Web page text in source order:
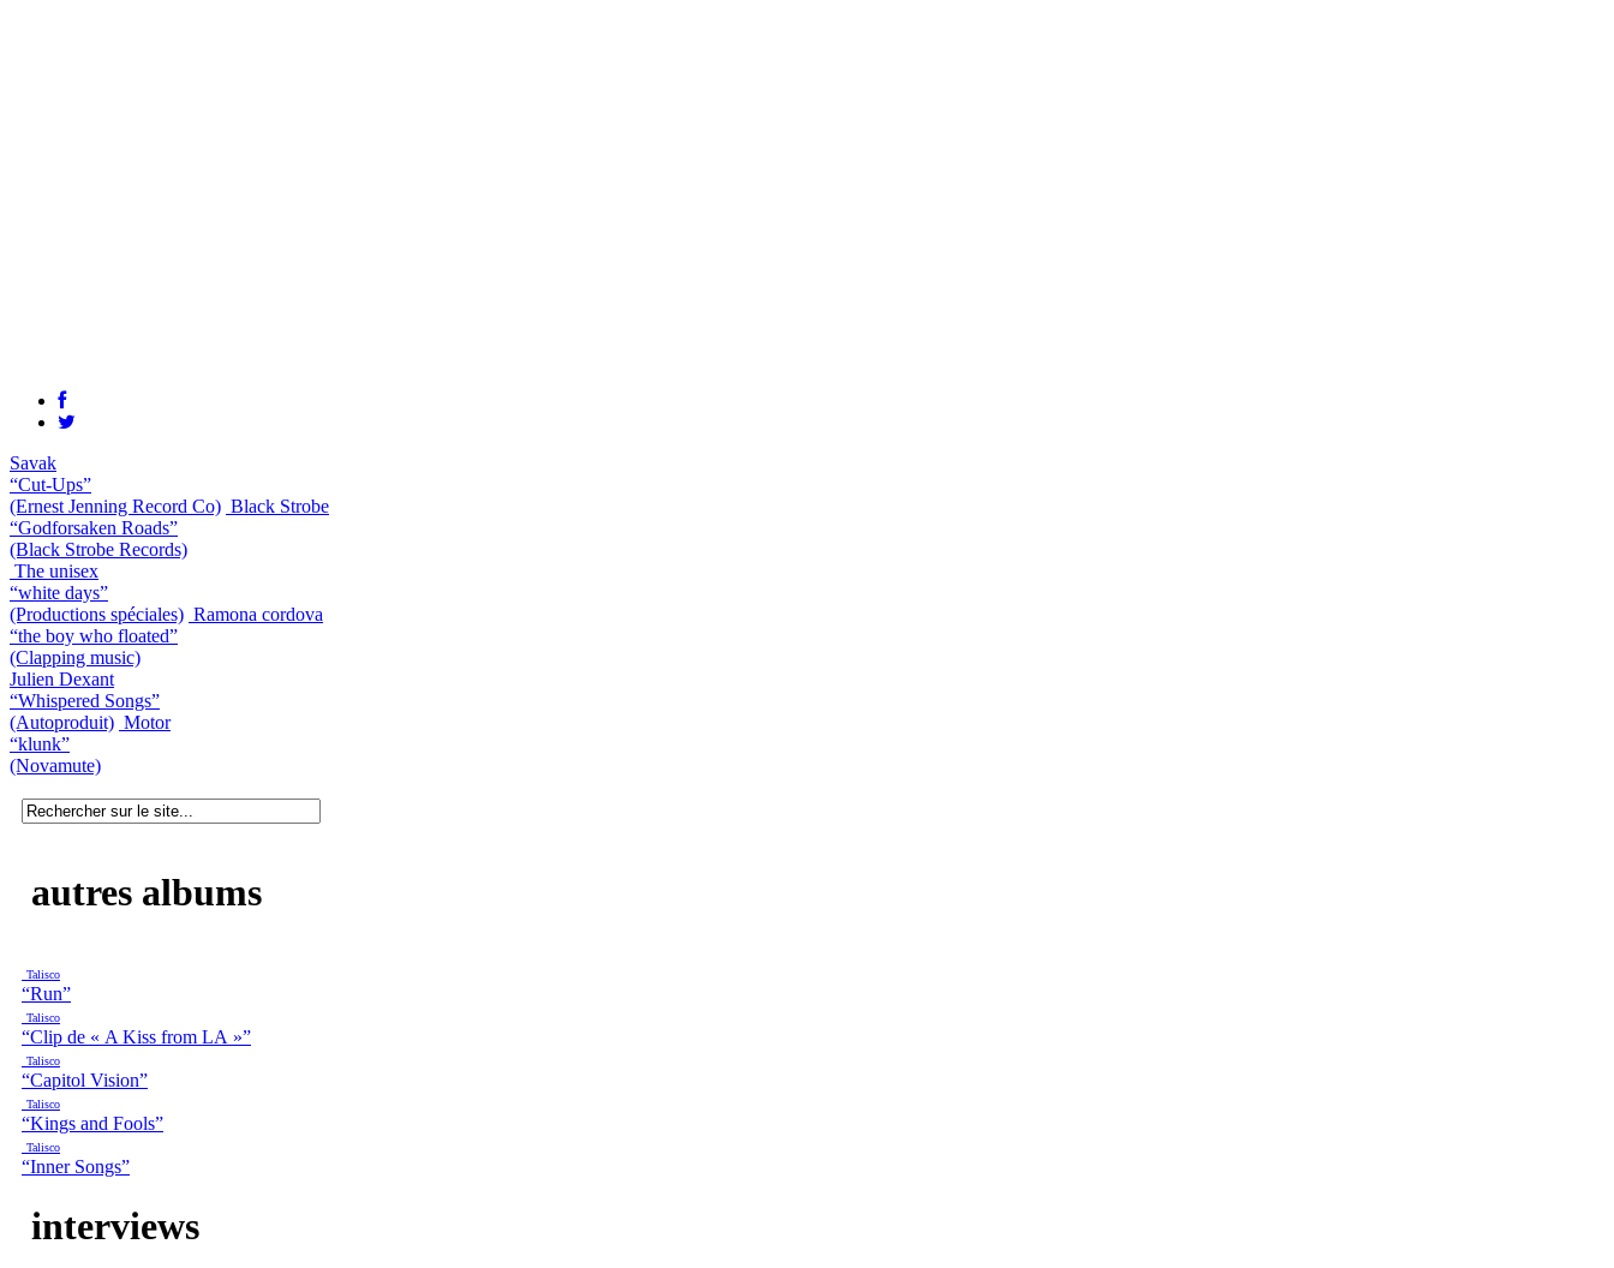
Savak
“Cut-Ups”
(Ernest Jenning Record Co) Black Strobe
“Godforsaken Roads”
(Black Strobe Records)
The unisex
“white days”
(Productions spéciales) Ramona cordova
“the boy who floated”
(Clapping music)
Julien Dexant
“Whispered Songs”
(Autoproduit) Motor
“klunk”
(Novamute)
autres albums
Talisco
“Run”
Talisco
“Clip de « A Kiss from LA »”
Talisco
“Capitol Vision”
Talisco
“Kings and Fools”
Talisco
“Inner Songs”
interviews